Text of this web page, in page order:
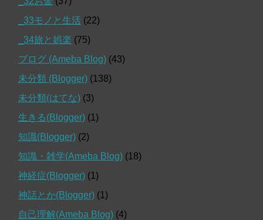
_33モノと生活 (22)
_34旅と娯楽 (75)
ブログ (Ameba Blog) (43)
未分類 (Blogger) (138)
未分類(はてな) (3)
生きる(Blogger) (1)
知識(Blogger) (2)
知識・雑学(Ameba Blog) (18)
神経症(Blogger) (1)
神話とか(Blogger) (1)
自己理解(Ameba Blog) (4)